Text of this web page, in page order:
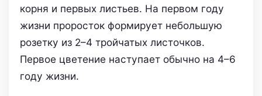
корня и первых листьев. На первом году
жизни проросток формирует небольшую
розетку из 2–4 тройчатых листочков.
Первое цветение наступает обычно на 4–6
году жизни.